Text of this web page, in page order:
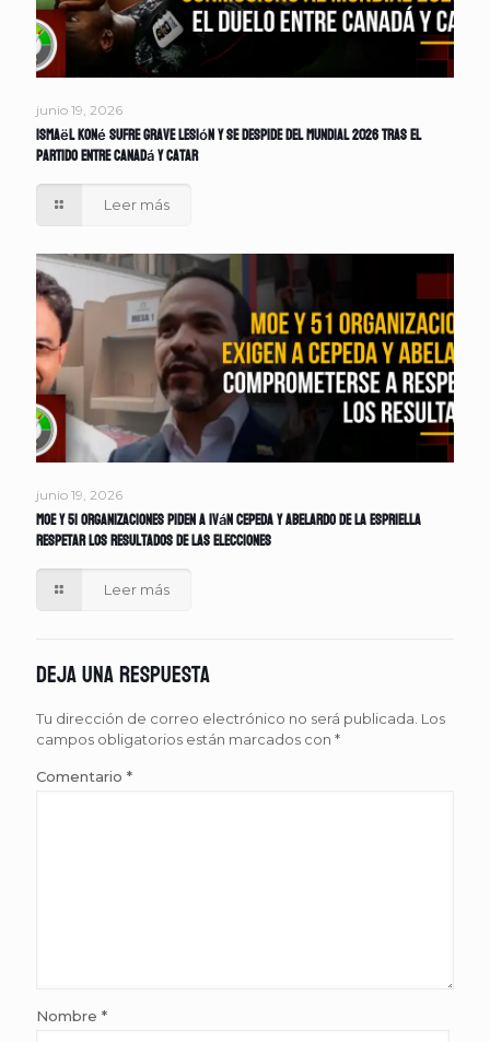
junio 19, 2026
Ismaël Koné sufre grave lesión y se despide del Mundial 2026 tras el
partido entre Canadá y Catar
Leer más
junio 19, 2026
MOE y 51 organizaciones piden a Iván Cepeda y Abelardo de la Espriella
respetar los resultados de las elecciones
Leer más
Deja una respuesta
Tu dirección de correo electrónico no será publicada. Los
campos obligatorios están marcados con *
Comentario *
Nombre *